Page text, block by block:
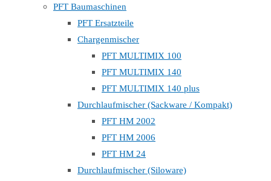
PFT Baumaschinen
PFT Ersatzteile
Chargenmischer
PFT MULTIMIX 100
PFT MULTIMIX 140
PFT MULTIMIX 140 plus
Durchlaufmischer (Sackware / Kompakt)
PFT HM 2002
PFT HM 2006
PFT HM 24
Durchlaufmischer (Siloware)